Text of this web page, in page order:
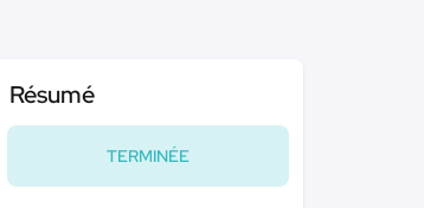
Résumé
TERMINÉE